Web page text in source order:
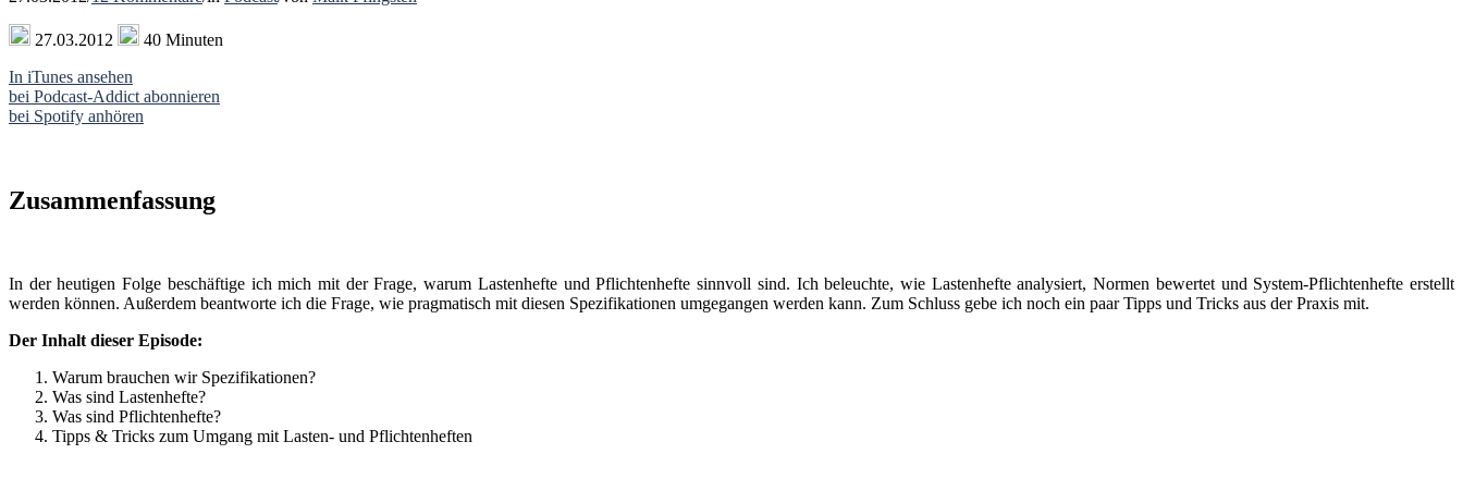
27.03.2012
40 Minuten
In iTunes ansehen
bei Podcast-Addict abonnieren
bei Spotify anhören
Zusammenfassung
In der heutigen Folge beschäftige ich mich mit der Frage, warum Lastenhefte und Pflichtenhefte sinnvoll sind. Ich beleuchte, wie Lastenhefte analysiert, Normen bewertet und System-Pflichtenhefte erstellt
werden können. Außerdem beantworte ich die Frage, wie pragmatisch mit diesen Spezifikationen umgegangen werden kann. Zum Schluss gebe ich noch ein paar Tipps und Tricks aus der Praxis mit.
Der Inhalt dieser Episode:
Warum brauchen wir Spezifikationen?
Was sind Lastenhefte?
Was sind Pflichtenhefte?
Tipps & Tricks zum Umgang mit Lasten- und Pflichtenheften